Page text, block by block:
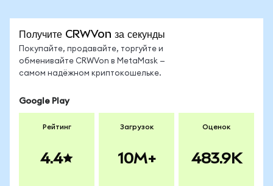
Получите CRWVon за секунды
Покупайте, продавайте, торгуйте и
обменивайте CRWVon в MetaMask —
самом надёжном криптокошельке.
Google Play
Рейтинг
4.4
Загрузок
10M+
Оценок
483.9K